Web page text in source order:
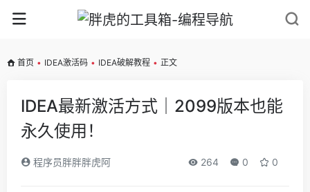
首页 • IDEA激活码 • IDEA破解教程 • 正文
IDEA最新激活方式｜2099版本也能
永久使用！
程序员胖胖胖虎阿 264 0 0